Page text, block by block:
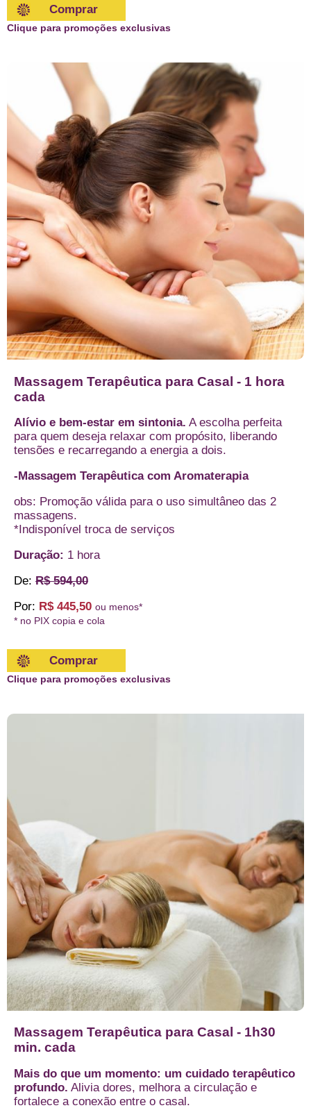
Comprar
Clique para promoções exclusivas
Massagem Terapêutica para Casal - 1 hora
cada
Alívio e bem-estar em sintonia. A escolha perfeita
para quem deseja relaxar com propósito, liberando
tensões e recarregando a energia a dois.
-Massagem Terapêutica com Aromaterapia
obs: Promoção válida para o uso simultâneo das 2
massagens.
*Indisponível troca de serviços
Duração: 1 hora
De: R$ 594,00
Por: R$ 445,50 ou menos*
* no PIX copia e cola
Comprar
Clique para promoções exclusivas
Massagem Terapêutica para Casal - 1h30
min. cada
Mais do que um momento: um cuidado terapêutico
profundo. Alivia dores, melhora a circulação e
fortalece a conexão entre o casal.